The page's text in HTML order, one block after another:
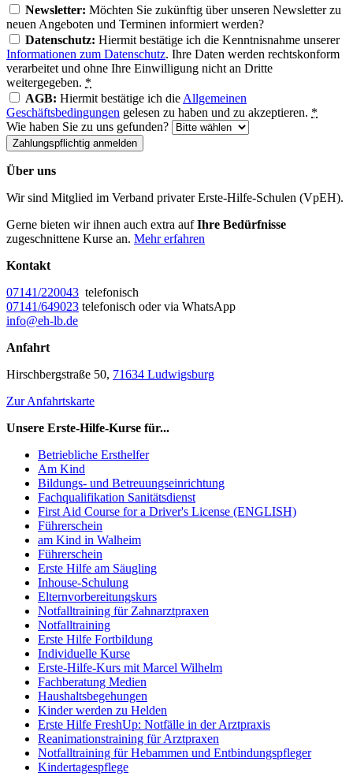
Newsletter: Möchten Sie zukünftig über unseren Newsletter zu
neuen Angeboten und Terminen informiert werden?
Datenschutz: Hiermit bestätige ich die Kenntnisnahme unserer
Informationen zum Datenschutz. Ihre Daten werden rechtskonform
verarbeitet und ohne Ihre Einwilligung nicht an Dritte
weitergegeben. *
AGB: Hiermit bestätige ich dieAllgemeinen
Geschäftsbedingungen gelesen zu haben und zu akzeptieren. *
Wie haben Sie zu uns gefunden?
Zahlungspflichtig anmelden
Über uns
Wir sind Mitglied im Verband privater Erste-Hilfe-Schulen (VpEH).
Gerne bieten wir ihnen auch extra aufIhre Bedürfnisse
zugeschnittene Kurse an. Mehr erfahren
Kontakt
07141/220043 telefonisch
07141/649023 telefonisch oder via WhatsApp
info@eh-lb.de
Anfahrt
Hirschbergstraße 50, 71634 Ludwigsburg
Zur Anfahrtskarte
Unsere Erste-Hilfe-Kurse für...
Betriebliche Ersthelfer
Am Kind
Bildungs- und Betreuungseinrichtung
Fachqualifikation Sanitätsdienst
First Aid Course for a Driver's License (ENGLISH)
Führerschein
am Kind in Walheim
Führerschein
Erste Hilfe am Säugling
Inhouse-Schulung
Elternvorbereitungskurs
Notfalltraining für Zahnarztpraxen
Notfalltraining
Erste Hilfe Fortbildung
Individuelle Kurse
Erste-Hilfe-Kurs mit Marcel Wilhelm
Fachberatung Medien
Haushaltsbegehungen
Kinder werden zu Helden
Erste Hilfe FreshUp: Notfälle in der Arztpraxis
Reanimationstraining für Arztpraxen
Notfalltraining für Hebammen ­und Entbindungspfleger
Kindertagespflege